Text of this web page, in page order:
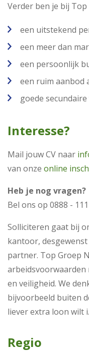
Verder ben je bij
een uitstekend
een meer dan
een persoonlijk
een ruim aanbod
goede
Interesse?
Mail jouw CV naar
van onze online
Heb je nog vragen?
Bel ons op 0888 -
Solliciteren gaat bij
kantoor,
partner. Top Groep
arbeidsvoorwaarden
en veiligheid. We
bijvoorbeeld buiten
liever extra loon wilt
Regio